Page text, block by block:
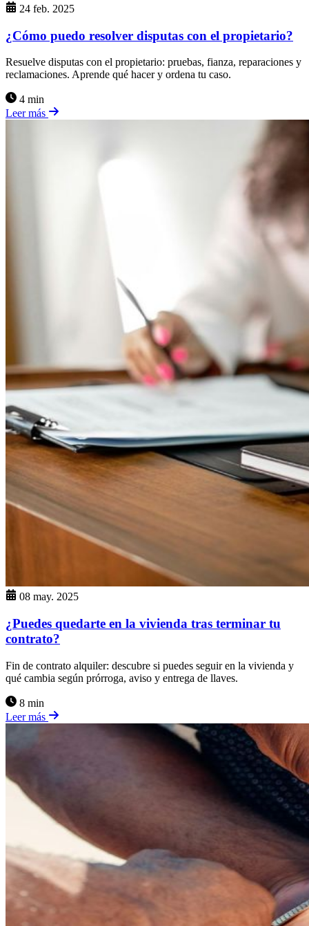
24 feb. 2025
¿Cómo puedo resolver disputas con el propietario?
Resuelve disputas con el propietario: pruebas, fianza, reparaciones y
reclamaciones. Aprende qué hacer y ordena tu caso.
4 min
Leer más
08 may. 2025
¿Puedes quedarte en la vivienda tras terminar tu
contrato?
Fin de contrato alquiler: descubre si puedes seguir en la vivienda y
qué cambia según prórroga, aviso y entrega de llaves.
8 min
Leer más